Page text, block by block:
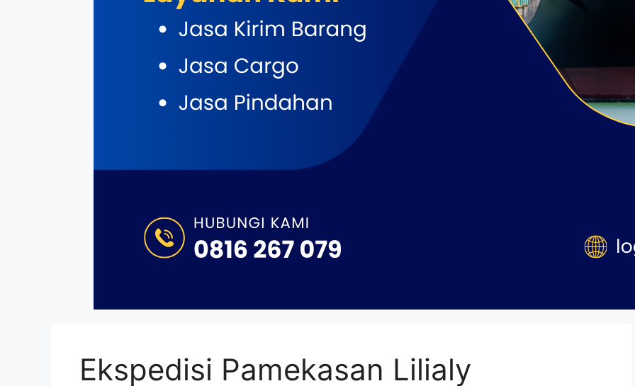
Ekspedisi Pamekasan Lilialy